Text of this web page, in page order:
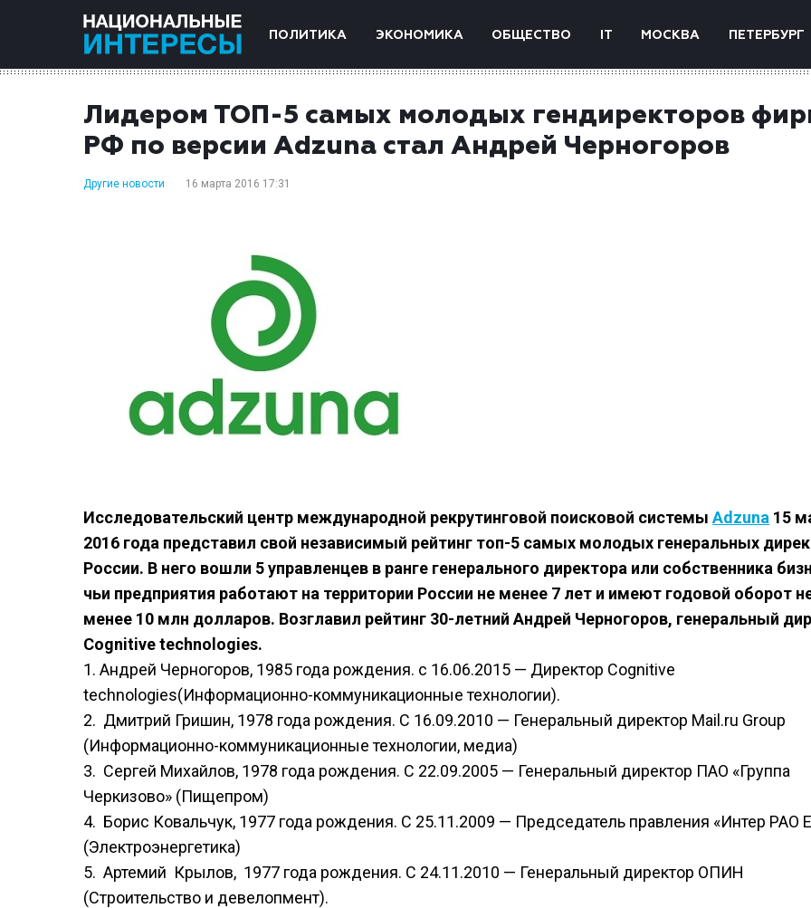
ПОЛИТИКА ЭКОНОМИКА ОБЩЕСТВО IT МОСКВА ПЕТЕРБУРГ
Лидером ТОП-5 самых молодых гендиректоров
РФ по версии Adzuna стал Андрей Черногоров
Другие новости 16 марта 2016 17:31
Исследовательский центр международной рекрутинговой поисковой системы Adzuna 15
2016 года представил свой независимый рейтинг топ-5 самых молодых генеральных
России. В него вошли 5 управленцев в ранге генерального директора или собственника
чьи предприятия работают на территории России не менее 7 лет и имеют годовой оборот
менее 10 млн долларов. Возглавил рейтинг 30-летний Андрей Черногоров, генеральный
Cognitive technologies.
1. Андрей Черногоров, 1985 года рождения. с 16.06.2015 — Директор Cognitive
technologies(Информационно-коммуникационные технологии).
2. Дмитрий Гришин, 1978 года рождения. С 16.09.2010 — Генеральный директор Mail.ru Group
(Информационно-коммуникационные технологии, медиа)
3. Сергей Михайлов, 1978 года рождения. С 22.09.2005 — Генеральный директор ПАО «Группа
Черкизово» (Пищепром)
4. Борис Ковальчук, 1977 года рождения. С 25.11.2009 — Председатель правления «Интер РАО
(Электроэнергетика)
5. Артемий Крылов, 1977 года рождения. С 24.11.2010 — Генеральный директор ОПИН
(Строительство и девелопмент).